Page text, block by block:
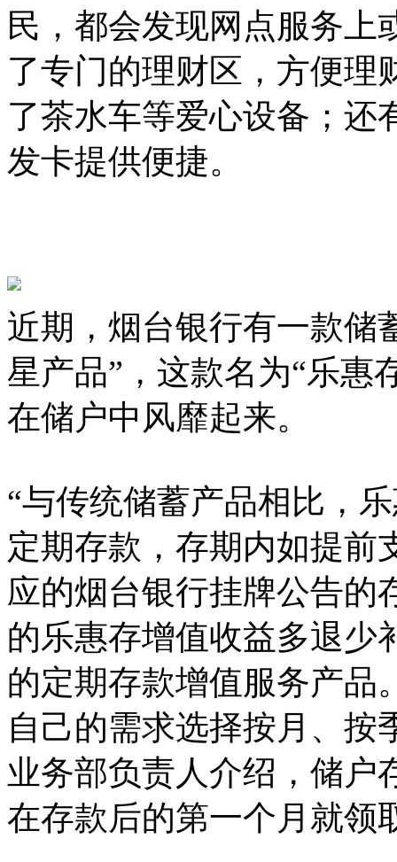
民，都会发现网点服务上
了专门的理财区，方便理
了茶水车等爱心设备；还
发卡提供便捷。
近期，烟台银行有一款储
星产品”，这款名为“乐惠
在储户中风靡起来。
“与传统储蓄产品相比，
定期存款，存期内如提前
应的烟台银行挂牌公告的
的乐惠存增值收益多退少
的定期存款增值服务产品
自己的需求选择按月、按
业务部负责人介绍，储户
在存款后的第一个月就领